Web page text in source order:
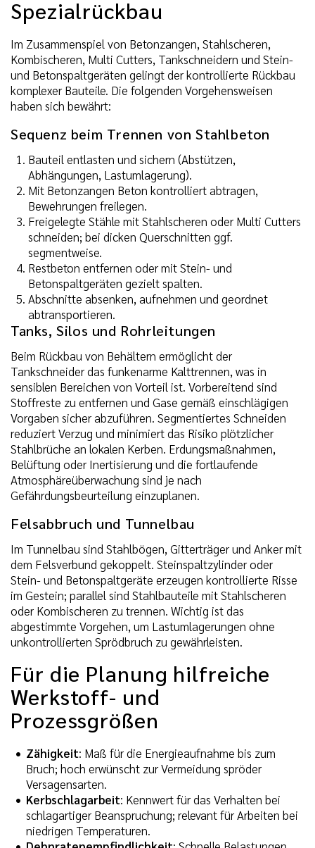
Spezialrückbau
Im Zusammenspiel von Betonzangen, Stahlscheren,
Kombischeren, Multi Cutters, Tankschneidern und Stein-
und Betonspaltgeräten gelingt der kontrollierte Rückbau
komplexer Bauteile. Die folgenden Vorgehensweisen
haben sich bewährt:
Sequenz beim Trennen von Stahlbeton
Bauteil entlasten und sichern (Abstützen,
Abhängungen, Lastumlagerung).
Mit Betonzangen Beton kontrolliert abtragen,
Bewehrungen freilegen.
Freigelegte Stähle mit Stahlscheren oder Multi Cutters
schneiden; bei dicken Querschnitten ggf.
segmentweise.
Restbeton entfernen oder mit Stein- und
Betonspaltgeräten gezielt spalten.
Abschnitte absenken, aufnehmen und geordnet
abtransportieren.
Tanks, Silos und Rohrleitungen
Beim Rückbau von Behältern ermöglicht der
Tankschneider das funkenarme Kalttrennen, was in
sensiblen Bereichen von Vorteil ist. Vorbereitend sind
Stoffreste zu entfernen und Gase gemäß einschlägigen
Vorgaben sicher abzuführen. Segmentiertes Schneiden
reduziert Verzug und minimiert das Risiko plötzlicher
Stahlbrüche an lokalen Kerben. Erdungsmaßnahmen,
Belüftung oder Inertisierung und die fortlaufende
Atmosphäreüberwachung sind je nach
Gefährdungsbeurteilung einzuplanen.
Felsabbruch und Tunnelbau
Im Tunnelbau sind Stahlbögen, Gitterträger und Anker mit
dem Felsverbund gekoppelt. Steinspaltzylinder oder
Stein- und Betonspaltgeräte erzeugen kontrollierte Risse
im Gestein; parallel sind Stahlbauteile mit Stahlscheren
oder Kombischeren zu trennen. Wichtig ist das
abgestimmte Vorgehen, um Lastumlagerungen ohne
unkontrollierten Sprödbruch zu gewährleisten.
Für die Planung hilfreiche
Werkstoff- und
Prozessgrößen
Zähigkeit: Maß für die Energieaufnahme bis zum
Bruch; hoch erwünscht zur Vermeidung spröder
Versagensarten.
Kerbschlagarbeit: Kennwert für das Verhalten bei
schlagartiger Beanspruchung; relevant für Arbeiten bei
niedrigen Temperaturen.